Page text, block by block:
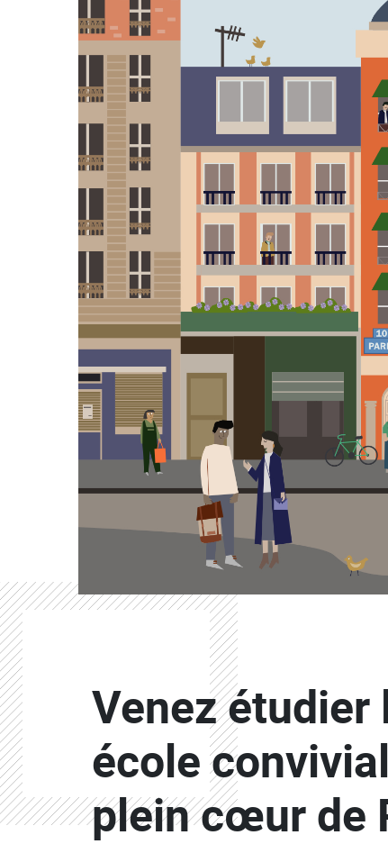
Colonne
Venez étudier
école
plein cœur de